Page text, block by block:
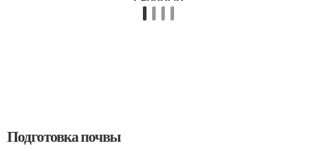
Подготовка почвы